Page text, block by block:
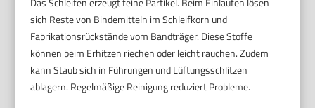
sich Reste von Bindemitteln im Schleifkorn und
Fabrikationsrückstände vom Bandträger. Diese Stoffe
können beim Erhitzen riechen oder leicht rauchen. Zudem
kann Staub sich in Führungen und Lüftungsschlitzen
ablagern. Regelmäßige Reinigung reduziert Probleme.